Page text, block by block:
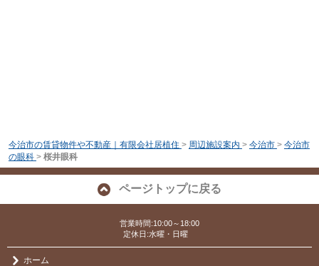
今治市の賃貸物件や不動産｜有限会社居植住 > 周辺施設案内 > 今治市 > 今治市
の眼科 > 桜井眼科
ページトップに戻る
営業時間:10:00～18:00
定休日:水曜・日曜
ホーム